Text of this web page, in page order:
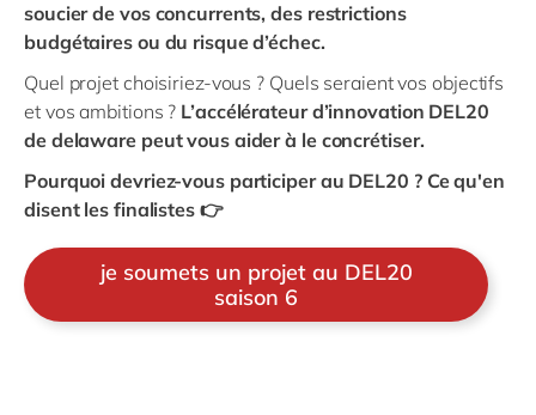
soucier de vos concurrents, des restrictions
budgétaires ou du risque d’échec.
Quel projet choisiriez-vous ? Quels seraient vos objectifs
et vos ambitions ? L’accélérateur d’innovation DEL20
de delaware peut vous aider à le concrétiser.
Pourquoi devriez-vous participer au DEL20 ? Ce qu'en
disent les finalistes 👉
je soumets un projet au DEL20
saison 6